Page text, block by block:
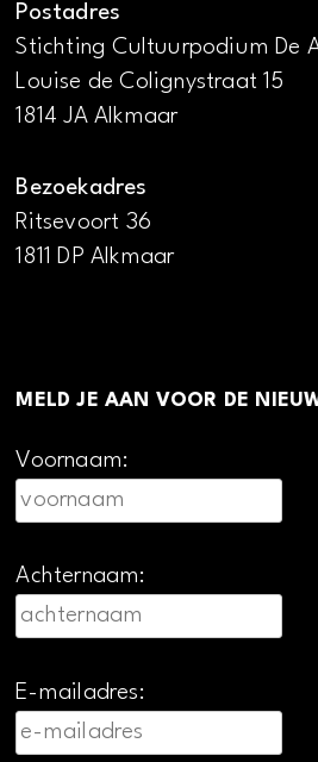
Postadres
Stichting Cultuurpodium De
Louise de Colignystraat 15
1814 JA Alkmaar
Bezoekadres
Ritsevoort 36
1811 DP Alkmaar
MELD JE AAN VOOR DE
Voornaam:
Achternaam:
E-mailadres: